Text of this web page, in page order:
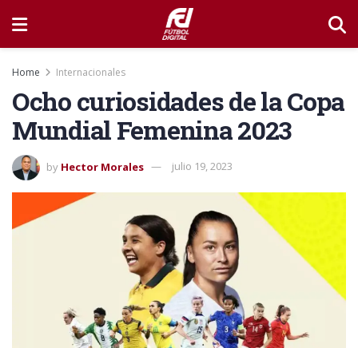
Home Internacionales
Ocho curiosidades de la Copa
Mundial Femenina 2023
by Hector Morales julio 19, 2023